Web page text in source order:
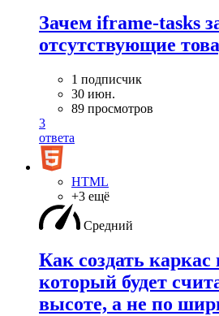
Зачем iframe-tasks
отсутствующие
1 подписчик
30 июн.
89 просмотров
3
ответа
HTML
+3 ещё
Средний
Как создать каркас
который будет
высоте, а не по